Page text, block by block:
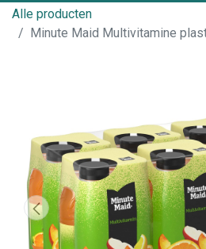
Alle producten
Minute Maid Multivitamine